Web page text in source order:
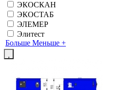
ЭКОСКАН
ЭКОСТАБ
ЭЛЕМЕР
Элитест
Больше Меньше +